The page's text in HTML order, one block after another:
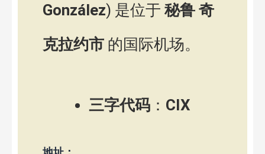
González) 是位于 秘鲁 奇
克拉约市 的国际机场。
三字代码 ： CIX